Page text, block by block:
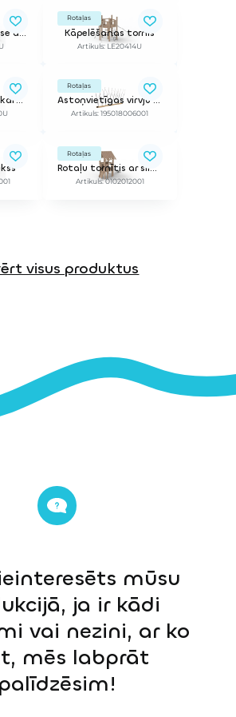
Kāpelēšanas trase ar jumtiņu
Rotaļas
Kāpelēšanas tornis
Artikuls: LE20414U
Balansēšanas iekārta
Rotaļas
Astoņvietīgas virvju šūpoles (bez balstiem)
Artikuls: 195018006001
Rotaļas
Rotaļu tornītis ar slidkalniņu un virvi QUATRY 950 RO
Artikuls: 0102012001
visus produktus
mūsu
ja ir kādi
vai nezini, ar ko
mēs labprāt
palīdzēsim!